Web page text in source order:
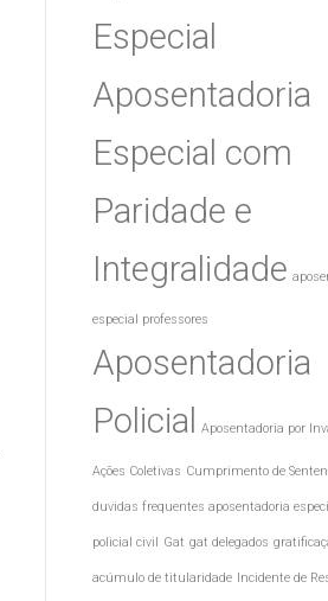
Especial
Aposentadoria
Especial com
Paridade e
Integralidade
especial professores
Aposentadoria
Policial
Aposentadoria por
Ações Coletivas Cumprimento de
duvidas frequentes aposentadoria
policial civil Gat gat delegados
acúmulo de titularidade Incidente de